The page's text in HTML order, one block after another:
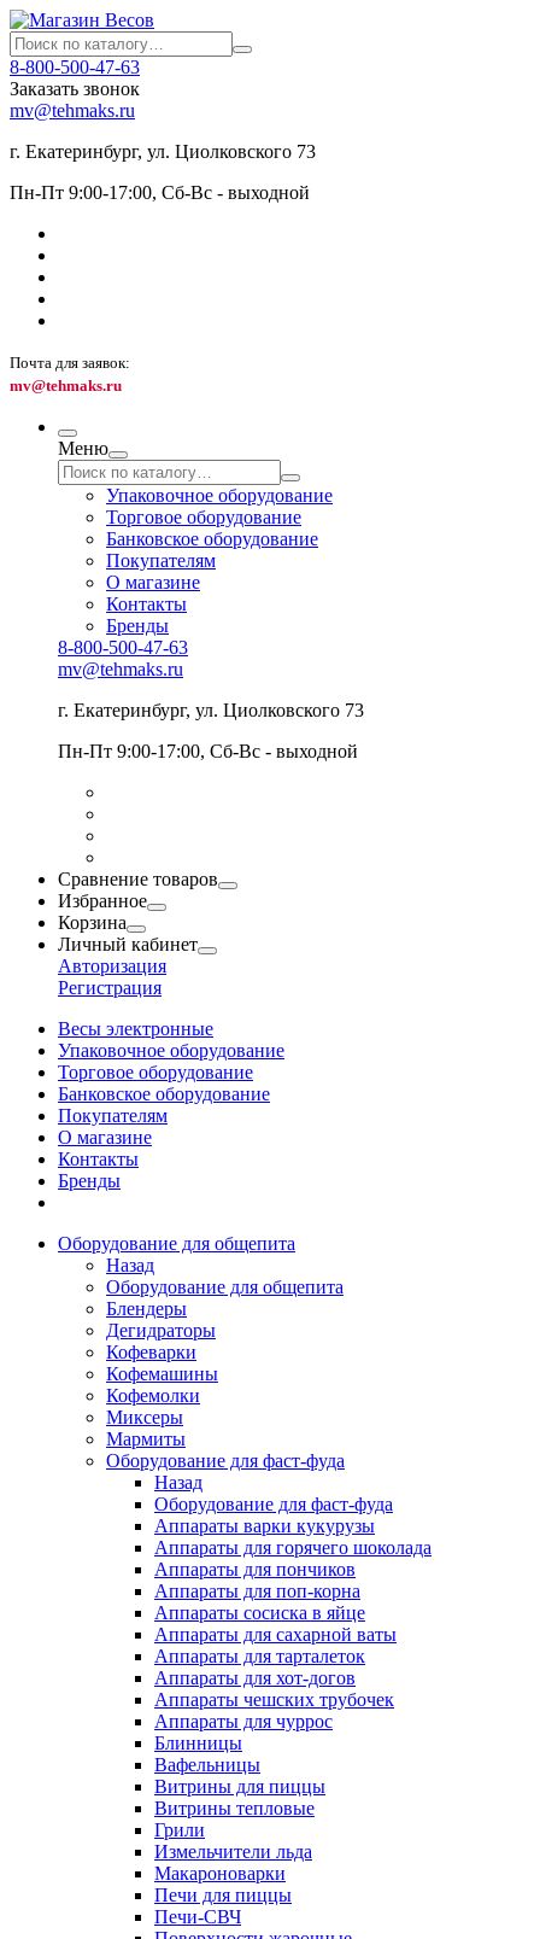
8-800-500-47-63
Заказать звонок
mv@tehmaks.ru
г. Екатеринбург, ул. Циолковского 73
Пн-Пт 9:00-17:00, Сб-Вс - выходной
Почта для заявок:
mv@tehmaks.ru
Меню
Упаковочное оборудование
Торговое оборудование
Банковское оборудование
Покупателям
О магазине
Контакты
Бренды
8-800-500-47-63
mv@tehmaks.ru
г. Екатеринбург, ул. Циолковского 73
Пн-Пт 9:00-17:00, Сб-Вс - выходной
Сравнение товаров
Избранное
Корзина
Личный кабинет
Авторизация
Регистрация
Весы электронные
Упаковочное оборудование
Торговое оборудование
Банковское оборудование
Покупателям
О магазине
Контакты
Бренды
Оборудование для общепита
Назад
Оборудование для общепита
Блендеры
Дегидраторы
Кофеварки
Кофемашины
Кофемолки
Миксеры
Мармиты
Оборудование для фаст-фуда
Назад
Оборудование для фаст-фуда
Аппараты варки кукурузы
Аппараты для горячего шоколада
Аппараты для пончиков
Аппараты для поп-корна
Аппараты сосиска в яйце
Аппараты для сахарной ваты
Аппараты для тарталеток
Аппараты для хот-догов
Аппараты чешских трубочек
Аппараты для чуррос
Блинницы
Вафельницы
Витрины для пиццы
Витрины тепловые
Грили
Измельчители льда
Макароноварки
Печи для пиццы
Печи-СВЧ